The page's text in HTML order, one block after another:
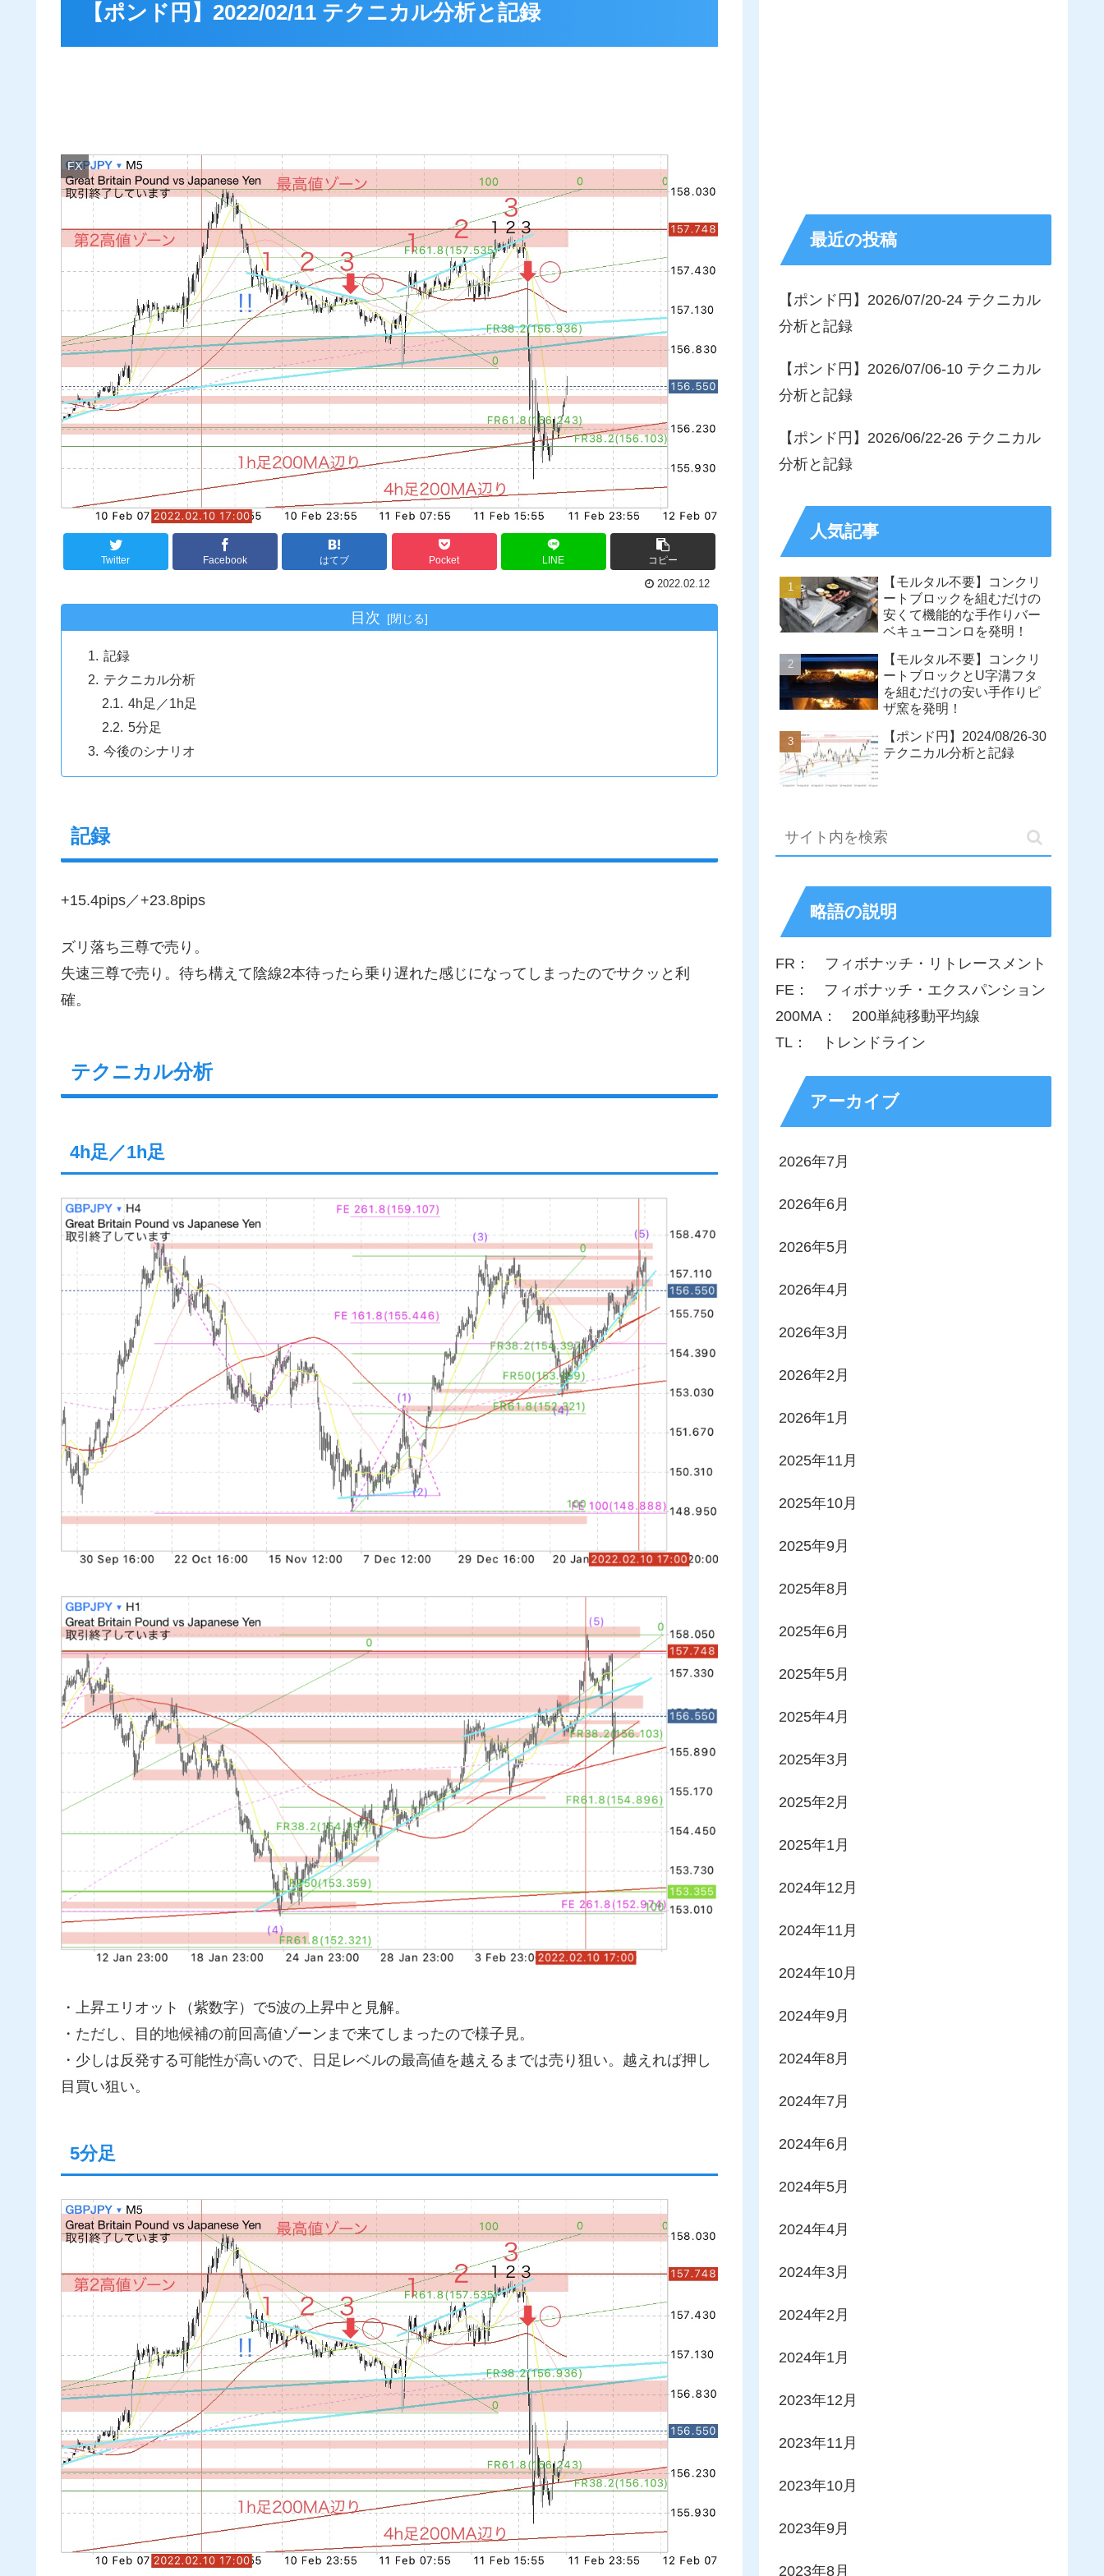
【ポンド円】2022/02/11 テクニカル分析と記録
FX
Twitter Facebook はてブ Pocket LINE コピー
2022.02.12
目次
記録
テクニカル分析
4h足／1h足
5分足
今後のシナリオ
記録
+15.4pips／+23.8pips
ズリ落ち三尊で売り。
失速三尊で売り。待ち構えて陰線2本待ったら乗り遅れた感じになってしまったのでサクッと利
確。
テクニカル分析
4h足／1h足
・上昇エリオット（紫数字）で5波の上昇中と見解。
・ただし、目的地候補の前回高値ゾーンまで来てしまったので様子見。
・少しは反発する可能性が高いので、日足レベルの最高値を越えるまでは売り狙い。越えれば押し
目買い狙い。
5分足
最近の投稿
【ポンド円】2026/07/20-24 テクニカル
分析と記録
【ポンド円】2026/07/06-10 テクニカル
分析と記録
【ポンド円】2026/06/22-26 テクニカル
分析と記録
人気記事
【モルタル不要】コンクリ
ートブロックを組むだけの
安くて機能的な手作りバー
ベキューコンロを発明！
【モルタル不要】コンクリ
ートブロックとU字溝フタ
を組むだけの安い手作りピ
ザ窯を発明！
【ポンド円】2024/08/26-30
テクニカル分析と記録
略語の説明
FR： フィボナッチ・リトレースメント
FE： フィボナッチ・エクスパンション
200MA： 200単純移動平均線
TL： トレンドライン
アーカイブ
2026年7月
2026年6月
2026年5月
2026年4月
2026年3月
2026年2月
2026年1月
2025年11月
2025年10月
2025年9月
2025年8月
2025年6月
2025年5月
2025年4月
2025年3月
2025年2月
2025年1月
2024年12月
2024年11月
2024年10月
2024年9月
2024年8月
2024年7月
2024年6月
2024年5月
2024年4月
2024年3月
2024年2月
2024年1月
2023年12月
2023年11月
2023年10月
2023年9月
2023年8月